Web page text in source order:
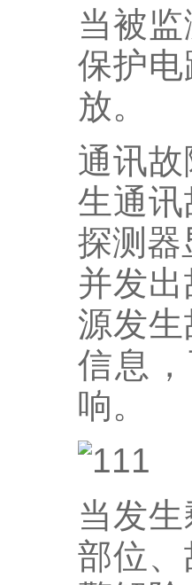
当被
保护
放。
通讯
生通
探测器
并发
源发
信息
响。
当发
部位